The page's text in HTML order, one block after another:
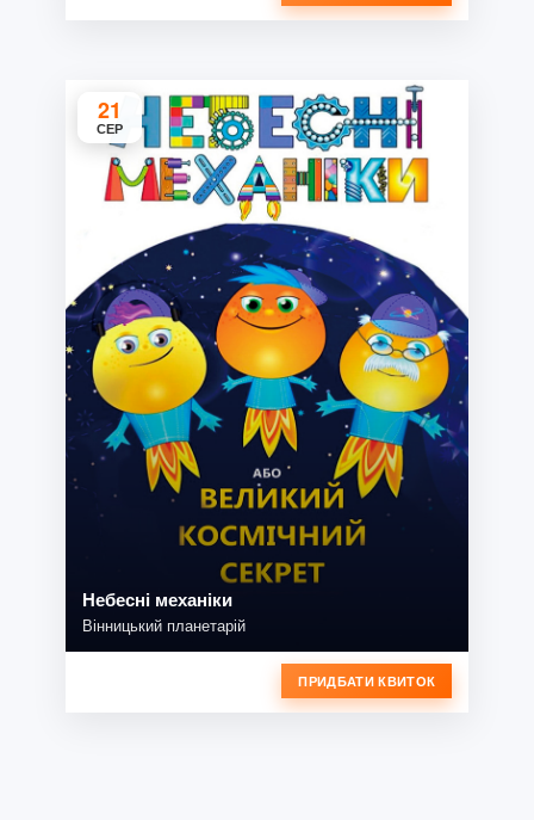
21
СЕР
Небесні механіки
Вінницький планетарій
ПРИДБАТИ КВИТОК